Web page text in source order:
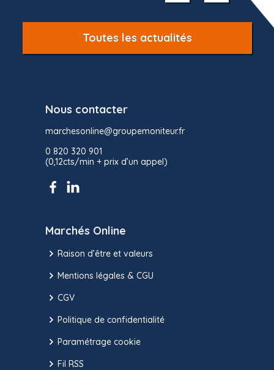
Toutes les actualités
Nous contacter
marchesonline@groupemoniteur.fr
0 820 320 901
(0,12cts/min + prix d’un appel)
Marchés Online
Raison d’être et valeurs
Mentions légales & CGU
CGV
Politique de confidentialité
Paramétrage cookie
Fil RSS